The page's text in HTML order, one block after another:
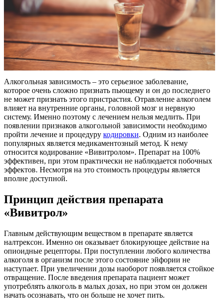
Алкогольная зависимость – это серьезное заболевание,
которое очень сложно признать пьющему и он до последнего
не может признать этого пристрастия. Отравление алкоголем
влияет на внутренние органы, головной мозг и нервную
систему. Именно поэтому с лечением нельзя медлить. При
появлении признаков алкогольной зависимости необходимо
пройти лечение и процедуру кодировки. Одним из наиболее
популярных является медикаментозный метод. К нему
относится кодирование «Вивитролом». Препарат на 100%
эффективен, при этом практически не наблюдается побочных
эффектов. Несмотря на это стоимость процедуры является
вполне доступной.
Принцип действия препарата
«Вивитрол»
Главным действующим веществом в препарате является
налтрексон. Именно он оказывает блокирующее действие на
опиоидные рецепторы. При поступлении любого количества
алкоголя в организм после этого состояние эйфории не
наступает. При увеличении дозы наоборот появляется стойкое
отвращение. После введения препарата пациент может
употреблять алкоголь в малых дозах, но при этом он должен
начать осознавать, что он больше не хочет пить.